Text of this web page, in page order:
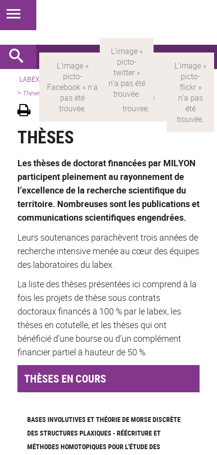
LABEX > LABEX MILYON Version française
Présentation
> Thèses
THÈSES
Les thèses de doctorat financées par MILYON
participent pleinement au rayonnement de
l’excellence de la recherche scientifique du
territoire. Nombreuses sont les publications et
communications scientifiques engendrées.
Leurs soutenances parachèvent trois années de
recherche intensive menée au cœur des équipes
des laboratoires du labex.
La liste des thèses présentées ici comprend à la
fois les projets de thèse sous contrats
doctoraux financés à 100 % par le labex, les
thèses en cotutelle, et les thèses qui ont
bénéficié d’une bourse ou d’un complément
financier partiel à hauteur de 50 %.
THÈSES EN COURS
BASES INVOLUTIVES ET THÉORIE DE MORSE DISCRÈTE
DES STRUCTURES PLAXIQUES - RÉÉCRITURE ET
MÉTHODES HOMOTOPIQUES POUR L'ÉTUDE DES